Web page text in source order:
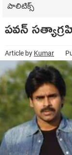
పాలిటిక్స్
పవన్
Article by Kumar